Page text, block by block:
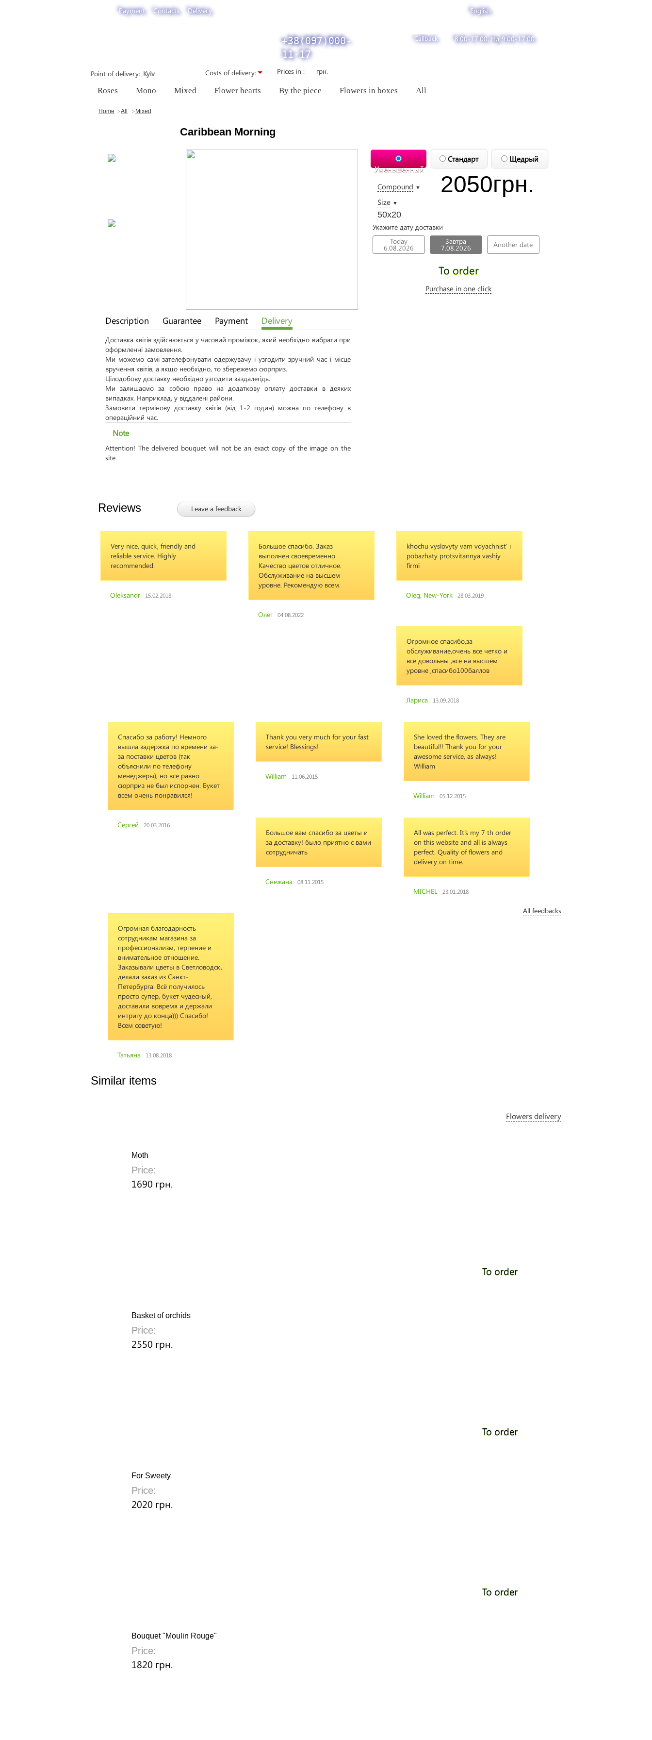
Payment Contacts Delivery English
+38(097)000-
11-17
Callback 8:00-17:00, Нд 9:00-17:00
Point of delivery Costs of delivery: Prices in : грн.
Roses Mono Mixed Flower hearts By the piece Flowers in boxes All
Home All Mixed
Caribbean Morning
Description Guarantee Payment Delivery
Доставка квітів здійснюється у часовий проміжок, який необхідно вибрати при
оформленні замовлення.
Ми можемо самі зателефонувати одержувачу і узгодити зручний час і місце
вручення квітів, а якщо необхідно, то збережемо сюрприз.
Цілодобову доставку необхідно узгодити заздалегідь.
Ми залишаємо за собою право на додаткову оплату доставки в деяких
випадках. Наприклад, у віддалені райони.
Замовити термінову доставку квітів (від 1-2 годин) можна по телефону в
операційний час.
Note
Attention! The delivered bouquet will not be an exact copy of the image on the
site.
Уменьшенный
Стандарт Щедрый
Compound ▼
Size ▼
50х20
2050грн.
Укажите дату доставки
Today
6.08.2026
Завтра
7.08.2026 Another date
To order
Purchase in one click
Reviews Leave a feedback
Very nice, quick, friendly and
reliable service. Highly
recommended.
Oleksandr 15.02.2018
Большое спасибо. Заказ
выполнен своевременно.
Качество цветов отличное.
Обслуживание на высшем
уровне. Рекомендую всем.
Олег 04.08.2022
khochu vyslovyty vam vdyachnistʹ i
pobazhaty protsvitannya vashiy
firmi
Oleg, New-York 28.03.2019
Огромное спасибо,за
обслуживание,очень все четко и
все довольны ,все на высшем
уровне ,спасибо100баллов
Лариса 13.09.2018
Спасибо за работу! Немного
вышла задержка по времени за-
за поставки цветов (так
объяснили по телефону
менеджеры), но все равно
сюрприз не был испорчен. Букет
всем очень понравился!
Сергей 20.03.2016
Thank you very much for your fast
service! Blessings!
William 11.06.2015
She loved the flowers. They are
beautiful!! Thank you for your
awesome service, as always!
William
William 05.12.2015
Большое вам спасибо за цветы и
за доставку! было приятно с вами
сотрудничать
Снежана 08.11.2015
All was perfect. It’s my 7 th order
on this website and all is always
perfect. Quality of flowers and
delivery on time.
MICHEL 23.01.2018
Огромная благодарность
сотрудникам магазина за
профессионализм, терпение и
внимательное отношение.
Заказывали цветы в Светловодск,
делали заказ из Санкт-
Петербурга. Всё получилось
просто супер, букет чудесный,
доставили вовремя и держали
интригу до конца))) Спасибо!
Всем советую!
Татьяна 13.08.2018
All feedbacks
Similar items
Flowers delivery
Moth
Price:
1690 грн.
To order
Basket of orchids
Price:
2550 грн.
To order
For Sweety
Price:
2020 грн.
To order
Bouquet "Moulin Rouge"
Price:
1820 грн.